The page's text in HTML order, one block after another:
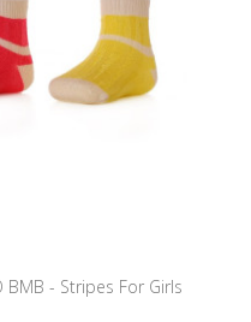
- Stripes For Girls